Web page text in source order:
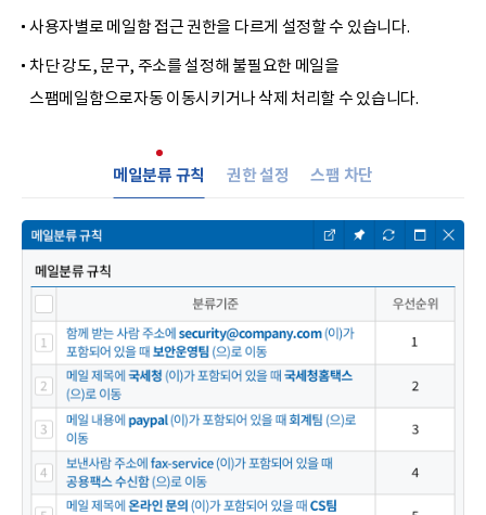
사용자별로 메일함 접근 권한을 다르게 설정할 수 있습니다.
차단 강도, 문구, 주소를 설정해 불필요한 메일을
스팸메일함으로자동 이동시키거나 삭제 처리할 수 있습니다.
메일분류 규칙 권한 설정 스팸 차단